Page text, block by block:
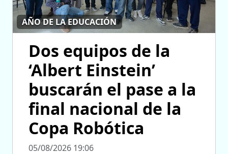
AÑO DE LA EDUCACIÓN
Dos equipos de la
‘Albert Einstein’
buscarán el pase a la
final nacional de la
Copa Robótica
05/08/2026 19:06